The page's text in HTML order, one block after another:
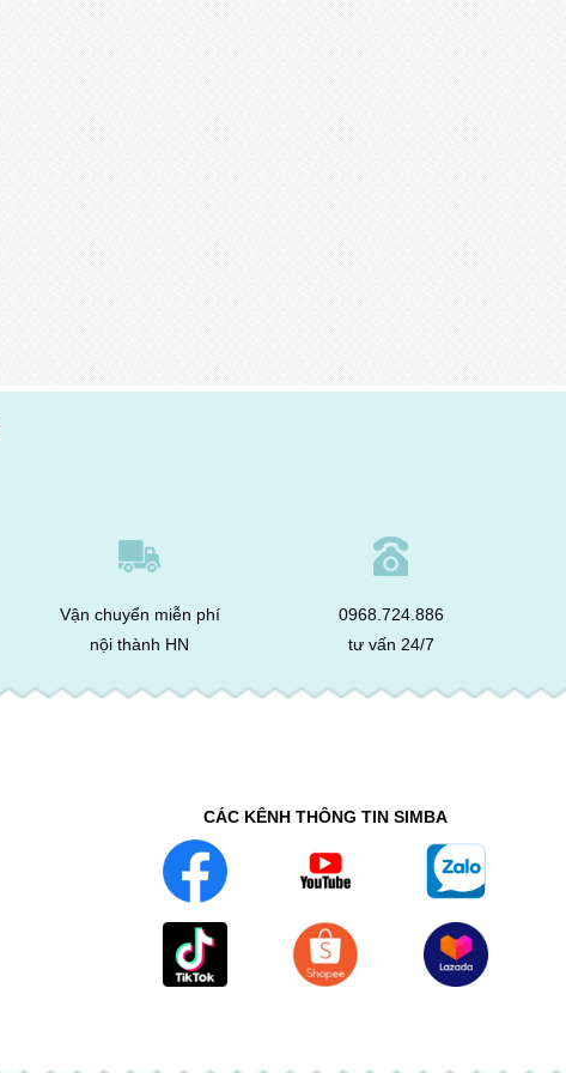
Vận chuyển miễn phí
nội thành HN
0968.724.886
tư vấn 24/7
CÁC KÊNH THÔNG TIN SIMBA